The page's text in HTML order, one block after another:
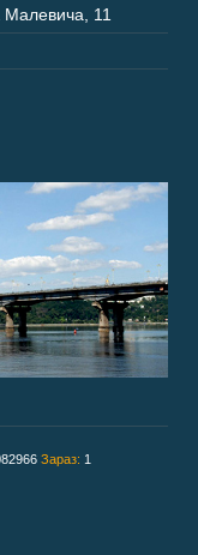
11
Зараз: 1